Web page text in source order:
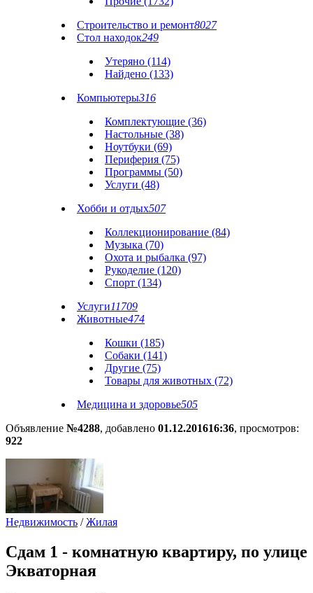
Строительство и ремонт8027
Стол находок249
Утеряно (114)
Найдено (133)
Компьютеры316
Комплектующие (36)
Настольные (38)
Ноутбуки (69)
Периферия (75)
Программы (50)
Услуги (48)
Хобби и отдых507
Коллекционирование (84)
Музыка (70)
Охота и рыбалка (97)
Рукоделие (120)
Спорт (134)
Услуги11709
Животные474
Кошки (185)
Собаки (141)
Другие (75)
Товары для животных (72)
Медицина и здоровье505
Объявление №4288, добавлено 01.12.201616:36, просмотров:
922
Недвижимость /Жилая
Сдам 1 - комнатную квартиру, по улице
Экваторная